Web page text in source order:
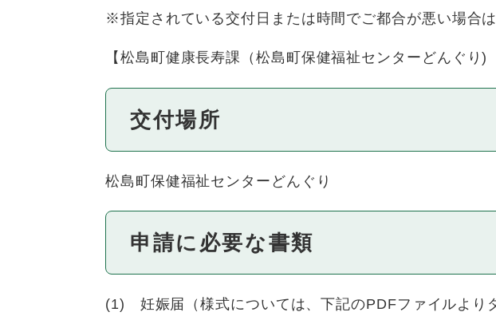
※指定されている交付日または時間でご都合が悪い場合
【松島町健康長寿課（松島町保健福祉センターどんぐ
交付場所
松島町保健福祉センターどんぐり
申請に必要な書類
(1) 妊娠届（様式については、下記のPDFファイルより